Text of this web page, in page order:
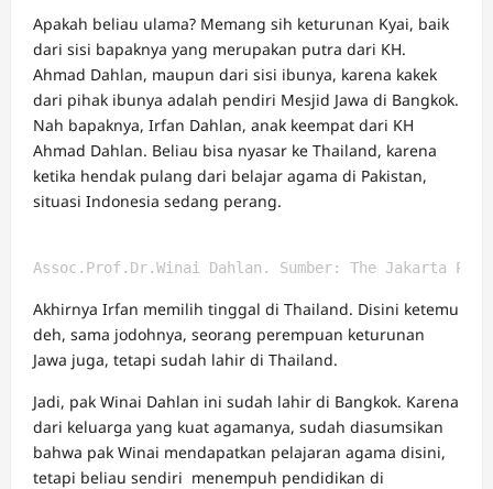
Apakah beliau ulama? Memang sih keturunan Kyai, baik
dari sisi bapaknya yang merupakan putra dari KH.
Ahmad Dahlan, maupun dari sisi ibunya, karena kakek
dari pihak ibunya adalah pendiri Mesjid Jawa di Bangkok.
Nah bapaknya, Irfan Dahlan, anak keempat dari KH
Ahmad Dahlan. Beliau bisa nyasar ke Thailand, karena
ketika hendak pulang dari belajar agama di Pakistan,
situasi Indonesia sedang perang.
Assoc.Prof.Dr.Winai Dahlan. Sumber: The Jakarta Post
Akhirnya Irfan memilih tinggal di Thailand. Disini ketemu
deh, sama jodohnya, seorang perempuan keturunan
Jawa juga, tetapi sudah lahir di Thailand.
Jadi, pak Winai Dahlan ini sudah lahir di Bangkok. Karena
dari keluarga yang kuat agamanya, sudah diasumsikan
bahwa pak Winai mendapatkan pelajaran agama disini,
tetapi beliau sendiri menempuh pendidikan di